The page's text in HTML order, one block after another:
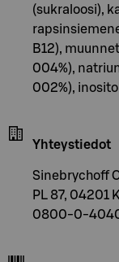
(sukraloosi),
B12),
004%),
002%),
Yhteystiedot
Sinebrychoff
PL 87, 04201
0800-0-